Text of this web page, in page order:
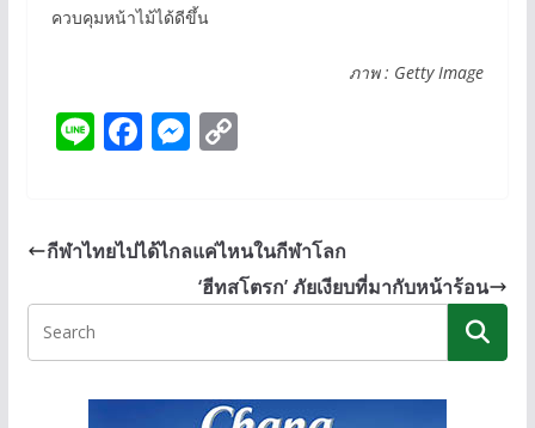
ควบคุมหน้าไม้ได้ดีขึ้น
ภาพ : Getty Image
Li F
b
o
k
M
e
n
g
er
C
y
Li
n
k
กีฬาไทยไปได้ไกลแค่ไหนในกีฬาโลก
‘ฮีทสโตรก’ ภัยเงียบที่มากับหน้าร้อน